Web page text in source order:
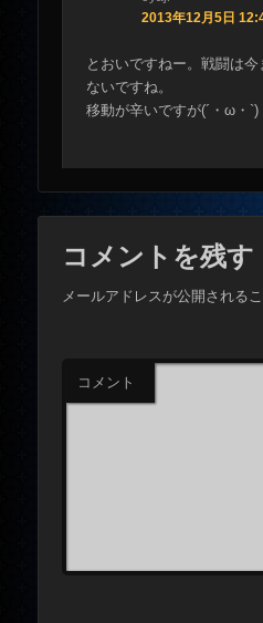
2013年12月5日
とおいですねー。戦闘は
ないですね。
移動が辛いですが(´・ω・`)
コメントを残す
メールアドレスが公開される
コメント